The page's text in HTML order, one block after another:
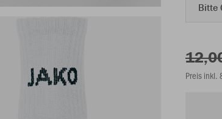
Bitte
Preis inkl.